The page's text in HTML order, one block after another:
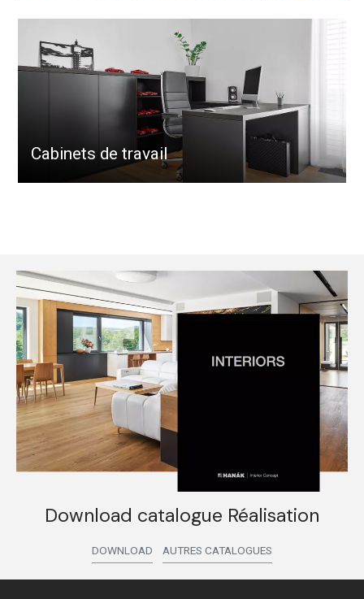
Cabinets de travail
Download catalogue Réalisation
DOWNLOAD AUTRES CATALOGUES